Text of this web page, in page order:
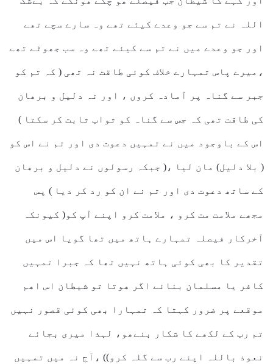
اللہ نے تم سے جو وعدے کیئے تھے وہ سارے سچے تھے
اور جو وعدے میں نے تم سے کیئے تھے وہ سب جھوٹے تھے
،میرے پاس تمہارے خلاف کوئی طاقت نہ تھی ( کہ تم کو
جبر سے گناہ پر آمادہ کروں ، اور نہ دلیل و برھان
کی طاقت تھی کہ جس سے گناہ کو ثواب ثابت کر سکتا )
اس کے باوجود میں نے تمہیں دعوت دی اور تم نے اس کو
( بلا دلیل) مان لیا ،( جبکہ رسولوں نے دلیل و برھان
کے ساتھ دعوت دی اور تم نے ان کو رد کر دیا ) پس
مجھے ملامت مت کرو ، ملامت کرو اپنے آپ کو( کیونکہ
آخرکار فیصلہ تمہارے ہاتھ میں تھا گویا اس میں
تقدیر کا بھی کوئی ہاتھ نہیں تھا کہ جبرا تمہیں
کافر یا مسلمان بنائے اگر ھوتا تو شیطان اس اھم
موقعے پر ضرور کہتا کہ تمہارا بھی کوئی قصور نہیں
تم رب کے لکھے کا شکار بنےھو، لہذا میری بجائے
نعوذ باللہ اپنے رب سے گلہ کرو)) ،آج نہ میں تمہیں